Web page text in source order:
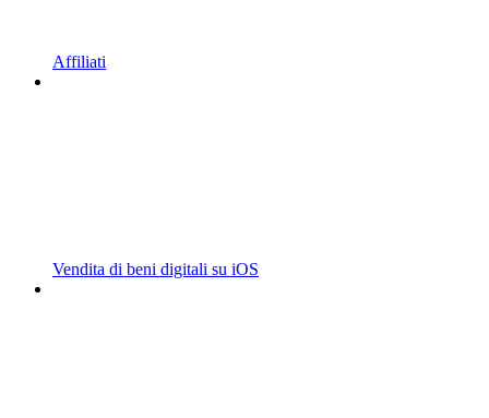
Affiliati
Vendita di beni digitali su iOS